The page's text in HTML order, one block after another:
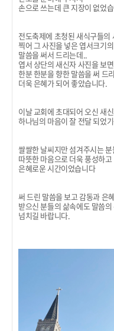
손으로 쓰는데 큰 지장이 없었
전도축제에 초청된 새식구들의
찍어 그 사진을 넣은 엽서크기
말씀을 써서 드리는데..
엽서 상단의 새신자 사진을 보
한분 한분을 향한 말씀을 써 드
더욱 은혜가 되어 좋았습니다.
이날 교회에 초대되어 오신 새
하나님의 마음이 잘 전달 되었
쌀쌀한 날씨지만 섬겨주시는 분
따뜻한 마음으로 더욱 풍성하고
은혜로운 시간이었습니다
써 드린 말씀을 보고 감동과 은
받으신 분들의 삶속에도 말씀
넘치길 바랍니다.